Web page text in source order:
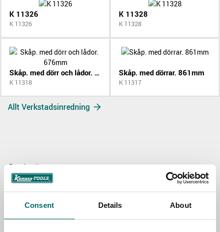
Consent Details About
K 11326
K 11326
K 11328
K 11328
Skåp. med dörr och lådor. 676mm
K 11318
Skåp. med dörrar. 861mm
K 11317
Allt Verkstadsinredning
Contact us
TOPIC